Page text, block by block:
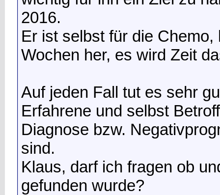
2016.
Er ist selbst für die
Wochen her, es wird Zeit
Auf jeden Fall tut es sehr
Erfahrene und selbst
Diagnose bzw.
sind.
Klaus, darf ich fragen ob
gefunden wurde?